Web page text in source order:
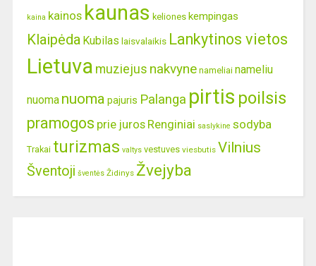
kaina kainos kaunas keliones kempingas
Klaipėda Kubilas laisvalaikis Lankytinos vietos
Lietuva muziejus nakvyne nameliai nameliu
nuoma nuoma pajuris Palanga pirtis poilsis
pramogos prie juros Renginiai saslykine sodyba
Trakai turizmas valtys vestuves viesbutis Vilnius
Šventoji šventės Židinys Žvejyba